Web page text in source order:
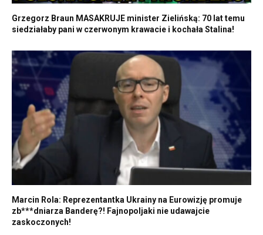
Grzegorz Braun MASAKRUJE minister Zielińską: 70 lat temu
siedziałaby pani w czerwonym krawacie i kochała Stalina!
Marcin Rola: Reprezentantka Ukrainy na Eurowizję promuje
zb***dniarza Banderę?! Fajnopoljaki nie udawajcie
zaskoczonych!